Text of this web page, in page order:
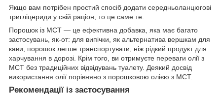
Якщо вам потрібен простий спосіб додати середньоланцюгові
тригліцериди у свій раціон, то це саме те.
Порошок із МСТ — це ефективна добавка, яка має багато
застосувань, як-от: для випічки, як альтернатива вершкам для
кави, порошок легше транспортувати, ніж рідкий продукт для
харчування в дорозі. Крім того, ви отримуєте переваги олії з
МСТ без традиційних відвідувань туалету. Деякий досвід
використання олії порівняно з порошковою олією з МСТ.
Рекомендації із застосування